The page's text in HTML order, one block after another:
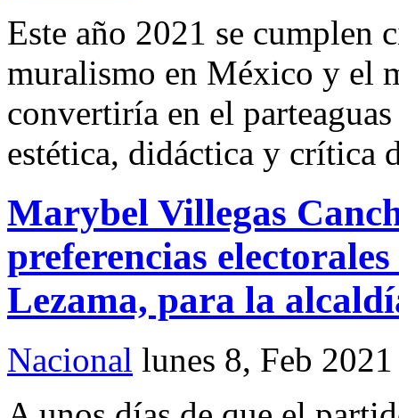
Este año 2021 se cumplen
muralismo en México y el
convertiría en el
estética, didáctica y crítica
Marybel Villegas
preferencias
Lezama, para la
Nacional lunes 8, Feb 2021